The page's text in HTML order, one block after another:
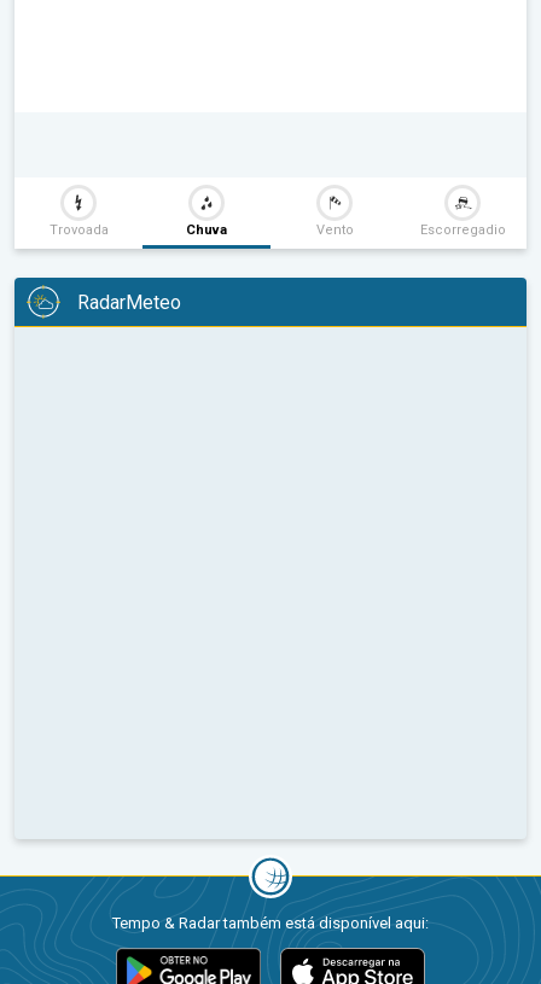
Trovoada Chuva Vento Escorregadio
RadarMeteo
Tempo & Radar também está disponível aqui: